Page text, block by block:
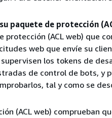
paquete de protección
(ACL web) que
web que envíe su
los tokens de
de control de bots, y
tal y como se
(ACL web) comprueban